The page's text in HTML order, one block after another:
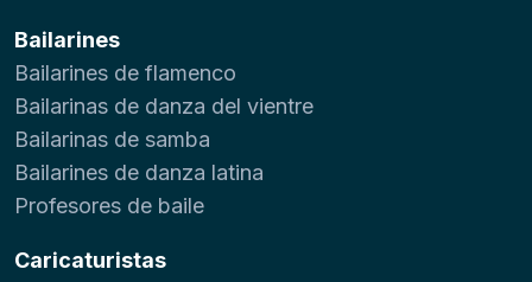
Bailarines
Bailarines de flamenco
Bailarinas de danza del vientre
Bailarinas de samba
Bailarines de danza latina
Profesores de baile
Caricaturistas